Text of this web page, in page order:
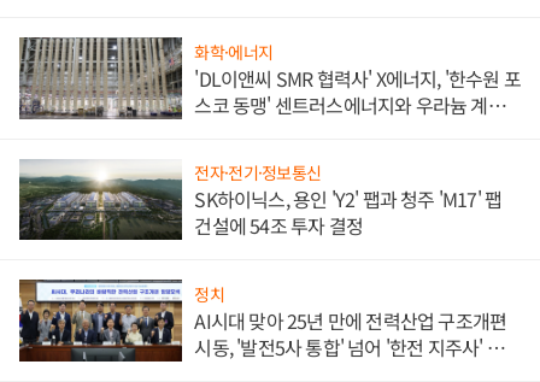
화학·에너지
'DL이앤씨 SMR 협력사' X에너지, '한수원 포
스코 동맹' 센트러스에너지와 우라늄 계약
전자·전기·정보통신
SK하이닉스, 용인 'Y2' 팹과 청주 'M17' 팹
건설에 54조 투자 결정
정치
AI시대 맞아 25년 만에 전력산업 구조개편
시동, '발전5사 통합' 넘어 '한전 지주사' 재편